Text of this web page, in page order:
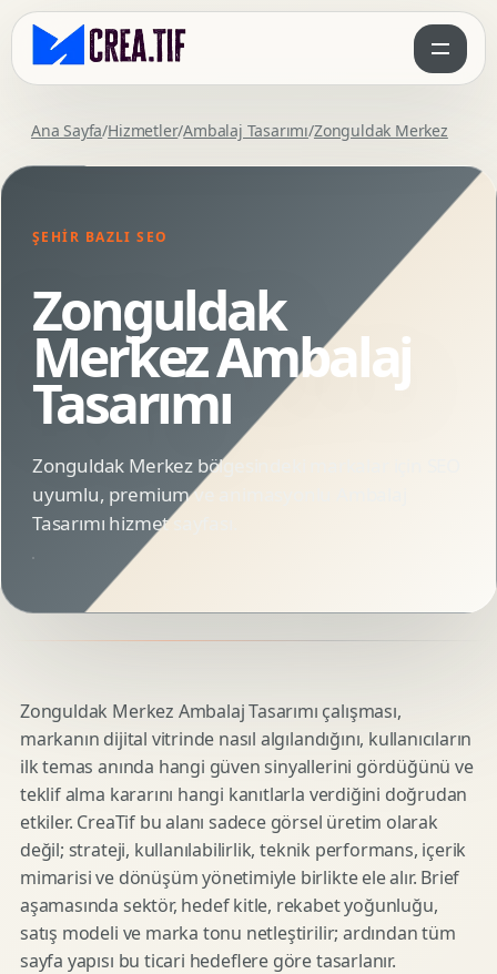
Ana Sayfa/Hizmetler/Ambalaj Tasarımı/Zonguldak Merkez
ŞEHIR BAZLI SEO
Zonguldak
Merkez Ambalaj
Tasarımı
Zonguldak Merkez bölgesindeki markalar için SEO
uyumlu, premium ve animasyonlu Ambalaj
Tasarımı hizmet sayfası.
Zonguldak Merkez Ambalaj Tasarımı çalışması,
markanın dijital vitrinde nasıl algılandığını, kullanıcıların
ilk temas anında hangi güven sinyallerini gördüğünü ve
teklif alma kararını hangi kanıtlarla verdiğini doğrudan
etkiler. CreaTif bu alanı sadece görsel üretim olarak
değil; strateji, kullanılabilirlik, teknik performans, içerik
mimarisi ve dönüşüm yönetimiyle birlikte ele alır. Brief
aşamasında sektör, hedef kitle, rekabet yoğunluğu,
satış modeli ve marka tonu netleştirilir; ardından tüm
sayfa yapısı bu ticari hedeflere göre tasarlanır.